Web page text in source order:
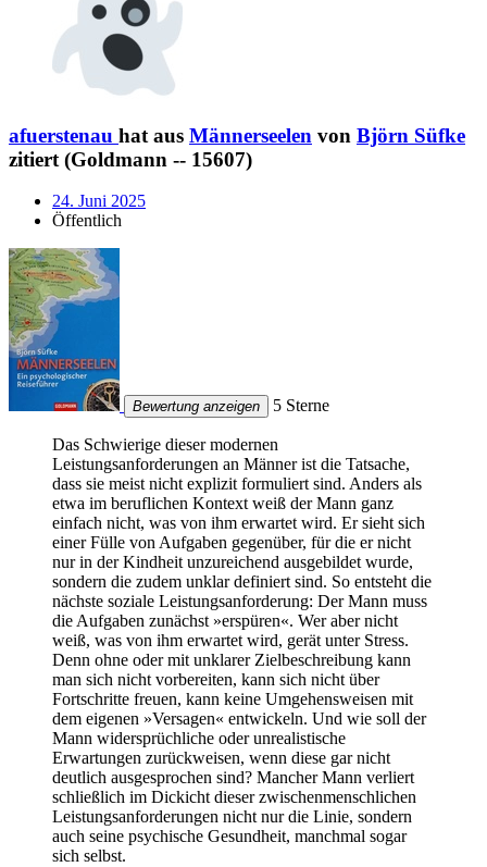
afuerstenau hat aus Männerseelen von Björn Süfke
zitiert (Goldmann -- 15607)
24. Juni 2025
Öffentlich
Bewertung anzeigen 5 Sterne
Das Schwierige dieser modernen
Leistungsanforderungen an Männer ist die Tatsache,
dass sie meist nicht explizit formuliert sind. Anders als
etwa im beruflichen Kontext weiß der Mann ganz
einfach nicht, was von ihm erwartet wird. Er sieht sich
einer Fülle von Aufgaben gegenüber, für die er nicht
nur in der Kindheit unzureichend ausgebildet wurde,
sondern die zudem unklar definiert sind. So entsteht die
nächste soziale Leistungsanforderung: Der Mann muss
die Aufgaben zunächst »erspüren«. Wer aber nicht
weiß, was von ihm erwartet wird, gerät unter Stress.
Denn ohne oder mit unklarer Zielbeschreibung kann
man sich nicht vorbereiten, kann sich nicht über
Fortschritte freuen, kann keine Umgehensweisen mit
dem eigenen »Versagen« entwickeln. Und wie soll der
Mann widersprüchliche oder unrealistische
Erwartungen zurückweisen, wenn diese gar nicht
deutlich ausgesprochen sind? Mancher Mann verliert
schließlich im Dickicht dieser zwischenmenschlichen
Leistungsanforderungen nicht nur die Linie, sondern
auch seine psychische Gesundheit, manchmal sogar
sich selbst.